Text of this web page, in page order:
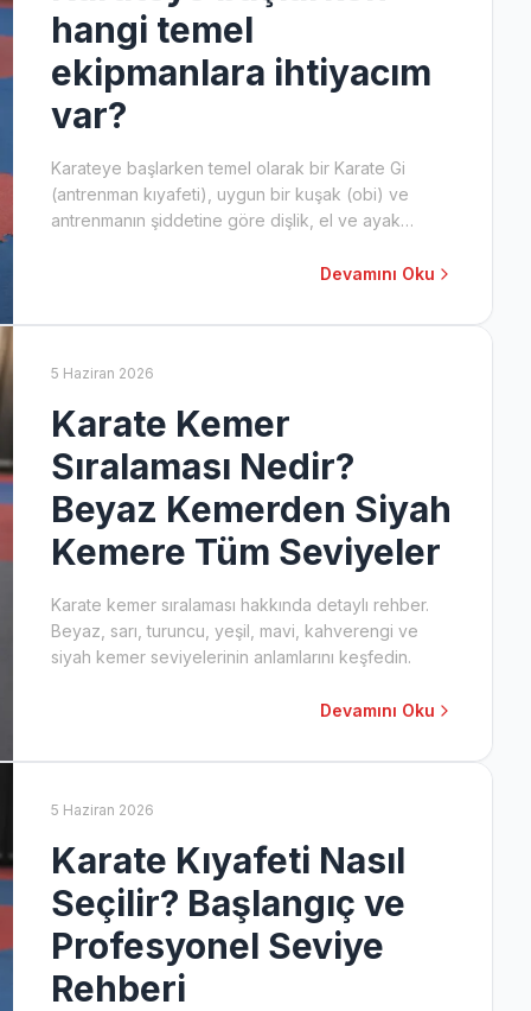
hangi temel
ekipmanlara ihtiyacım
var?
Karateye başlarken temel olarak bir Karate Gi
(antrenman kıyafeti), uygun bir kuşak (obi) ve
antrenmanın şiddetine göre dişlik, el ve ayak
olacaktır. Kihon Spor, başlangıç seviyesi için uygun
Devamını Oku
5 Haziran 2026
Karate Kemer
Sıralaması Nedir?
Beyaz Kemerden Siyah
Kemere Tüm Seviyeler
Karate kemer sıralaması hakkında detaylı rehber.
Beyaz, sarı, turuncu, yeşil, mavi, kahverengi ve
siyah kemer seviyelerinin anlamlarını keşfedin.
Devamını Oku
5 Haziran 2026
Karate Kıyafeti Nasıl
Seçilir? Başlangıç ve
Profesyonel Seviye
Rehberi